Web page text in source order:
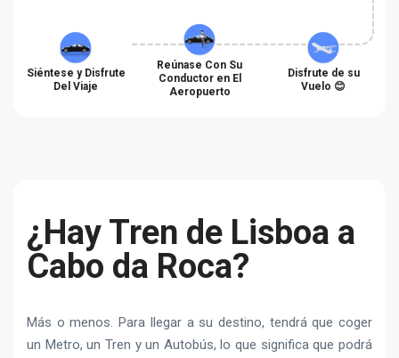
Siéntese y Disfrute
Del Viaje
Reúnase Con Su
Conductor en El
Aeropuerto
Disfrute de su
Vuelo 😊
¿Hay Tren de Lisboa a
Cabo da Roca?
Más o menos. Para llegar a su destino, tendrá que coger
un Metro, un Tren y un Autobús, lo que significa que podrá